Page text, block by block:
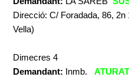
Direcció: C/ Foradada, 86,
Vella)
Dimecres 4
Demandant: Inmb.